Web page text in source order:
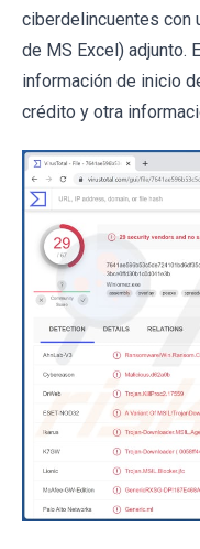
ciberdelincuentes con
de MS Excel) adjunto.
información de inicio
crédito y otra